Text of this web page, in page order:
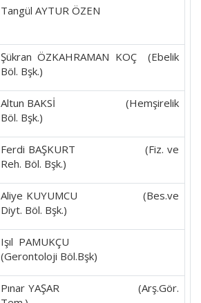
Tangül AYTUR ÖZEN
Şükran ÖZKAHRAMAN KOÇ (Ebelik
Böl. Bşk.)
Altun BAKSİ (Hemşirelik
Böl. Bşk.)
Ferdi BAŞKURT (Fiz. ve
Reh. Böl. Bşk.)
Aliye KUYUMCU (Bes.ve
Diyt. Böl. Bşk.)
Işıl PAMUKÇU
(Gerontoloji Böl.Bşk)
Pınar YAŞAR (Arş.Gör.